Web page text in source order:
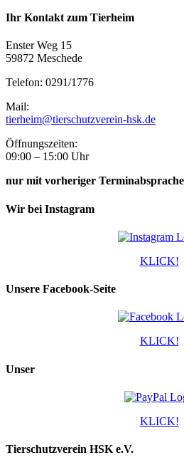
Ihr Kontakt zum Tierheim
Enster Weg 15
59872 Meschede
Telefon: 0291/1776
Mail:
tierheim@tierschutzverein-hsk.de
Öffnungszeiten:
09:00 – 15:00 Uhr
nur mit vorheriger Terminabsprache
Wir bei Instagram
KLICK!
Unsere Facebook-Seite
KLICK!
Unser
KLICK!
Tierschutzverein HSK e.V.